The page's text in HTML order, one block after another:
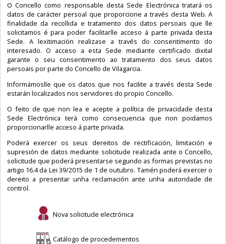
O Concello como responsable desta Sede Electrónica tratará os
datos de carácter persoal que proporcione a través desta Web. A
finalidade da recollida e tratamento dos datos persoais que lle
solicitamos é para poder facilitarlle acceso á parte privada desta
Sede. A lexitimación realizase a través do consentimento do
interesado. O acceso a esta Sede mediante certificado dixital
garante o seu consentimento ao tratamento dos seus datos
persoais por parte do Concello de Vilagarcia.
Informámoslle que os datos que nos facilite a través desta Sede
estarán localizados nos servidores do propio Concello.
O feito de que non lea e acepte a política de privacidade desta
Sede Electrónica terá como consecuencia que non poidamos
proporcionarlle acceso á parte privada.
Poderá exercer os seus dereitos de rectificación, limitación e
supresión de datos mediante solicitude realizada ante o Concello,
solicitude que poderá presentarse segundo as formas previstas no
artigo 16.4 da Lei 39/2015 de 1 de outubro. Tamén poderá exercer o
dereito a presentar unha reclamación ante unha autoridade de
control.
Nova solicitude electrónica
Catálogo de procedementos